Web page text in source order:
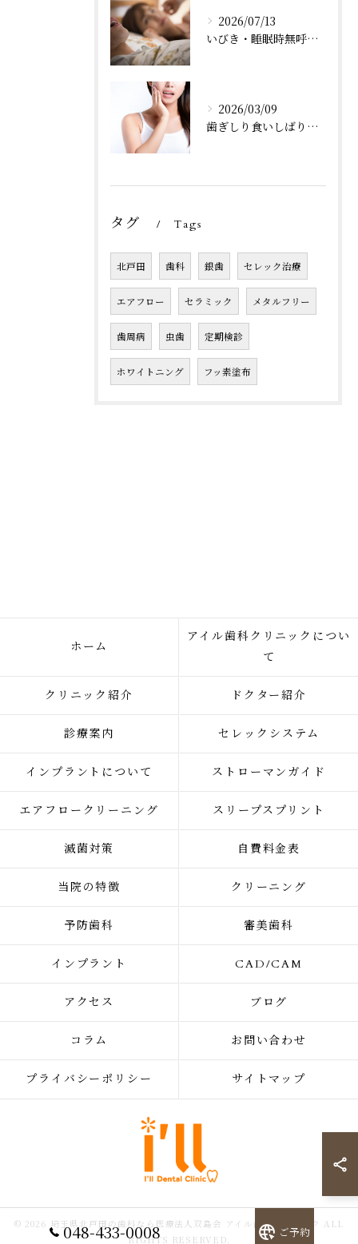
2026/07/13
いびき・睡眠時無呼吸症候群の治療
2026/03/09
歯ぎしり食いしばりに対するボツリヌストキシン製剤の有効性について
タグ Tags
北戸田 歯科 銀歯 セレック治療
エアフロー セラミック メタルフリー
歯周病 虫歯 定期検診
ホワイトニング フッ素塗布
048-433-0008 ご予約
ホーム
アイル歯科クリニックについ
て
クリニック紹介 ドクター紹介
診療案内 セレックシステム
インプラントについて ストローマンガイド
エアフロークリーニング スリープスプリント
滅菌対策 自費料金表
当院の特徴 クリーニング
予防歯科 審美歯科
インプラント CAD/CAM
アクセス ブログ
コラム お問い合わせ
プライバシーポリシー サイトマップ
© 2026 埼玉県北戸田の歯科なら医療法人双島会 アイル歯科クリニック ALL
RIGHTS RESERVED.